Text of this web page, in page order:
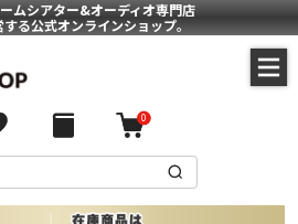
ムシアター&オーディオ専門店
る公式オンラインショップ。
0